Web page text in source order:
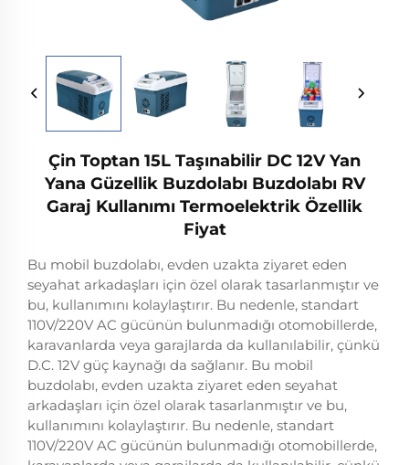
Çin Toptan 15L Taşınabilir DC 12V Yan
Yana Güzellik Buzdolabı Buzdolabı RV
Garaj Kullanımı Termoelektrik Özellik
Fiyat
Bu mobil buzdolabı, evden uzakta ziyaret eden
seyahat arkadaşları için özel olarak tasarlanmıştır ve
bu, kullanımını kolaylaştırır. Bu nedenle, standart
110V/220V AC gücünün bulunmadığı otomobillerde,
karavanlarda veya garajlarda da kullanılabilir, çünkü
D.C. 12V güç kaynağı da sağlanır. Bu mobil
buzdolabı, evden uzakta ziyaret eden seyahat
arkadaşları için özel olarak tasarlanmıştır ve bu,
kullanımını kolaylaştırır. Bu nedenle, standart
110V/220V AC gücünün bulunmadığı otomobillerde,